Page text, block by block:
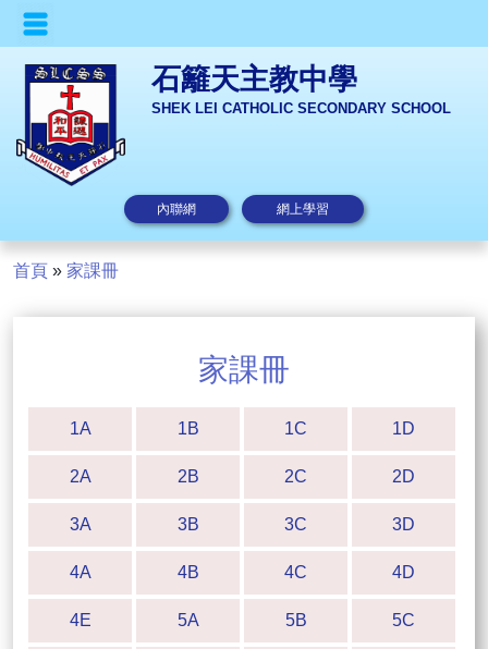
石籬天主教中學
SHEK LEI CATHOLIC SECONDARY SCHOOL
內聯網 網上學習
首頁 » 家課冊
家課冊
1A 1B 1C 1D
2A 2B 2C 2D
3A 3B 3C 3D
4A 4B 4C 4D
4E 5A 5B 5C